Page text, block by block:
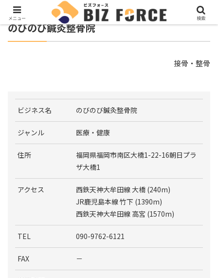
のびのび鍼灸整骨院
接骨・整骨
ビジネス名 のびのび鍼灸整骨院
ジャンル 医療・健康
住所
福岡県福岡市南区大橋1-22-16朝日プラ
ザ大橋1
アクセス
西鉄天神大牟田線 大橋 (240m)
JR鹿児島本線 竹下 (1390m)
西鉄天神大牟田線 高宮 (1570m)
TEL 090-9762-6121
FAX －
メニュー 検索